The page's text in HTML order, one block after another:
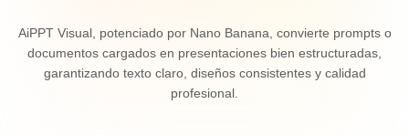
AiPPT Visual, potenciado por Nano Banana, convierte prompts o
documentos cargados en presentaciones bien estructuradas,
garantizando texto claro, diseños consistentes y calidad
profesional.